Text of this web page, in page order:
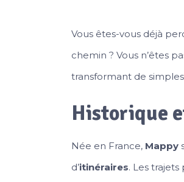
Vous êtes-vous déjà
chemin ? Vous n’êtes
transformant de
Historique
Née en France, Mappy
d’itinéraires. Les